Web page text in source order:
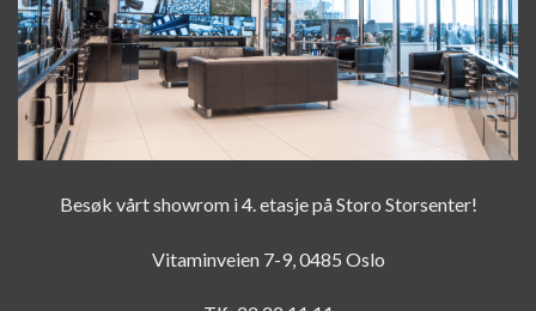
Besøk vårt showrom i 4. etasje på Storo Storsenter!
Vitaminveien 7-9, 0485 Oslo